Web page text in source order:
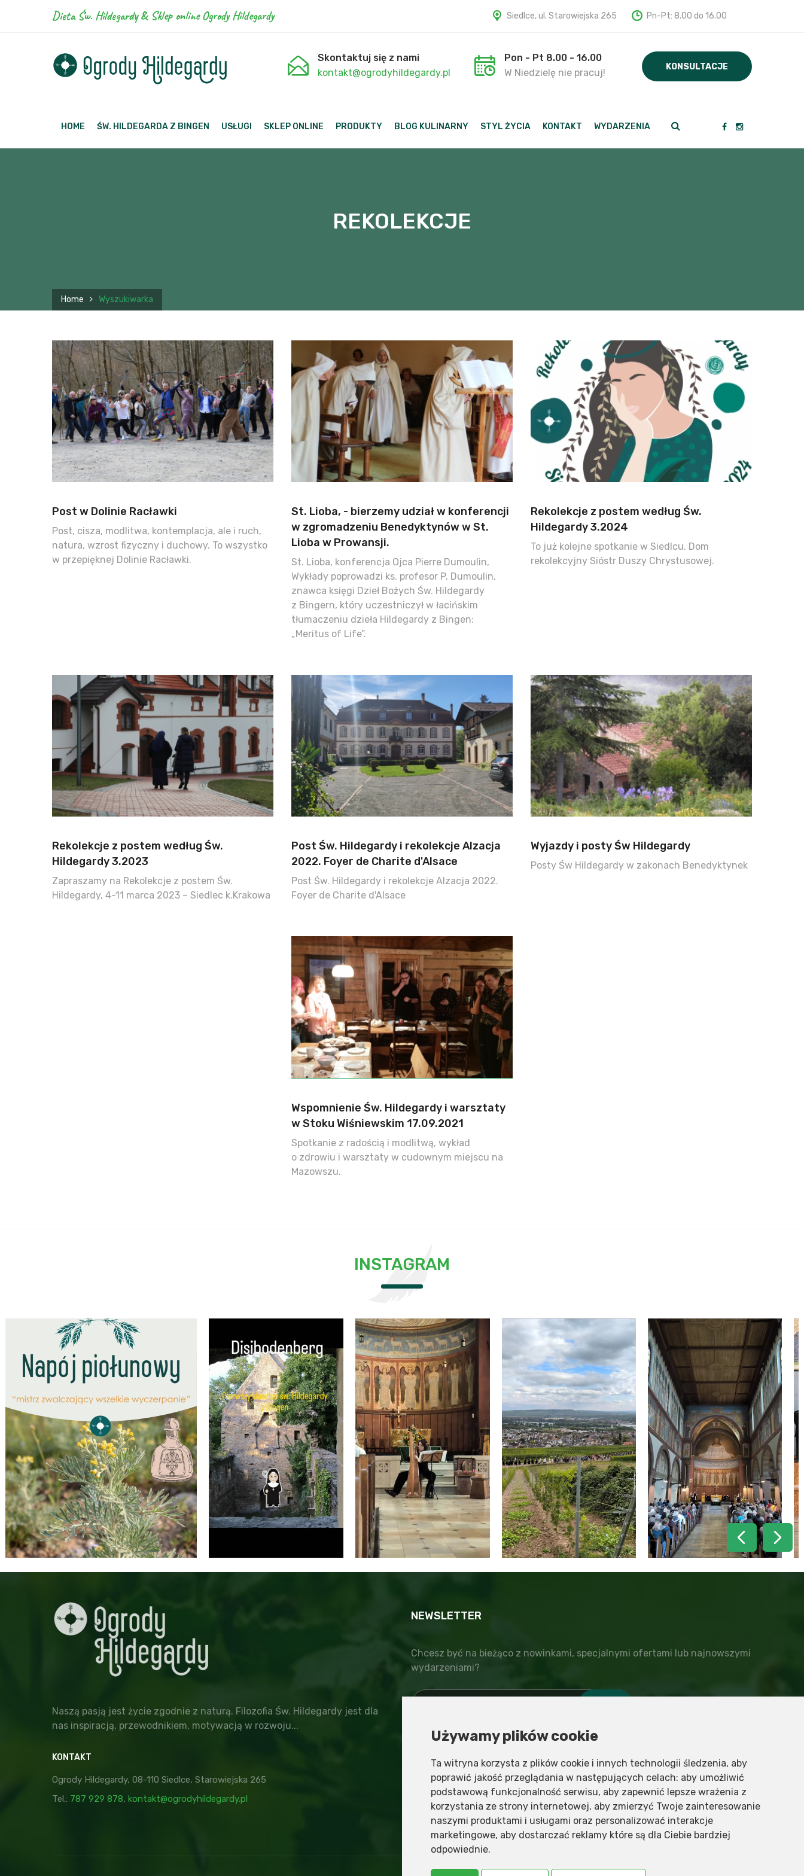
Używamy plików cookie
Ta witryna korzysta z plików cookie i innych technologii śledzenia, aby
poprawić jakość przeglądania w następujących celach: aby umożliwić
podstawową funkcjonalność serwisu, aby zapewnić lepsze wrażenia z
korzystania ze strony internetowej, aby zmierzyć Twoje zainteresowanie
naszymi produktami i usługami oraz personalizować interakcje
marketingowe, aby dostarczać reklamy które są dla Ciebie bardziej
odpowiednie.
Dieta Św. Hildegardy & Sklep online Ogrody Hildegardy Siedlce, ul. Starowiejska 265 Pn-Pt: 8.00 do 16.00
Skontaktuj się z nami
kontakt@ogrodyhildegardy.pl
Pon - Pt 8.00 - 16.00
W Niedzielę nie pracuj!
KONSULTACJE
HOME ŚW. HILDEGARDA Z BINGEN USŁUGI SKLEP ONLINE PRODUKTY BLOG KULINARNY STYL ŻYCIA KONTAKT WYDARZENIA
REKOLEKCJE
Home Wyszukiwarka
Post w Dolinie Racławki
Post, cisza, modlitwa, kontemplacja, ale i ruch,
natura, wzrost fizyczny i duchowy. To wszystko
w przepięknej Dolinie Racławki.
St. Lioba, - bierzemy udział w konferencji
w zgromadzeniu Benedyktynów w St.
Lioba w Prowansji.
St. Lioba, konferencja Ojca Pierre Dumoulin,
Wykłady poprowadzi ks. profesor P. Dumoulin,
znawca księgi Dzieł Bożych Św. Hildegardy
z Bingern, który uczestniczył w łacińskim
tłumaczeniu dzieła Hildegardy z Bingen:
„Meritus of Life”.
Rekolekcje z postem według Św.
Hildegardy 3.2024
To już kolejne spotkanie w Siedlcu. Dom
rekolekcyjny Sióstr Duszy Chrystusowej.
Rekolekcje z postem według Św.
Hildegardy 3.2023
Zapraszamy na Rekolekcje z postem Św.
Hildegardy, 4-11 marca 2023 – Siedlec k.Krakowa
Post Św. Hildegardy i rekolekcje Alzacja
2022. Foyer de Charite d'Alsace
Post Św. Hildegardy i rekolekcje Alzacja 2022.
Foyer de Charite d'Alsace
Wyjazdy i posty Św Hildegardy
Posty Św Hildegardy w zakonach Benedyktynek
Wspomnienie Św. Hildegardy i warsztaty
w Stoku Wiśniewskim 17.09.2021
Spotkanie z radością i modlitwą, wykład
o zdrowiu i warsztaty w cudownym miejscu na
Mazowszu.
INSTAGRAM
Naszą pasją jest życie zgodnie z naturą. Filozofia Św. Hildegardy jest dla
nas inspiracją, przewodnikiem, motywacją w rozwoju...
KONTAKT
Ogrody Hildegardy, 08-110 Siedlce, Starowiejska 265
Tel.: 787 929 878, kontakt@ogrodyhildegardy.pl
NEWSLETTER
Chcesz być na bieżąco z nowinkami, specjalnymi ofertami lub najnowszymi
wydarzeniami?
zapisz wypisz
Informacja o administratorze i przetwarzaniu danych osobowych